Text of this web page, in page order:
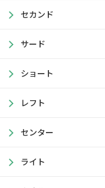
セカンド
サード
ショート
レフト
センター
ライト